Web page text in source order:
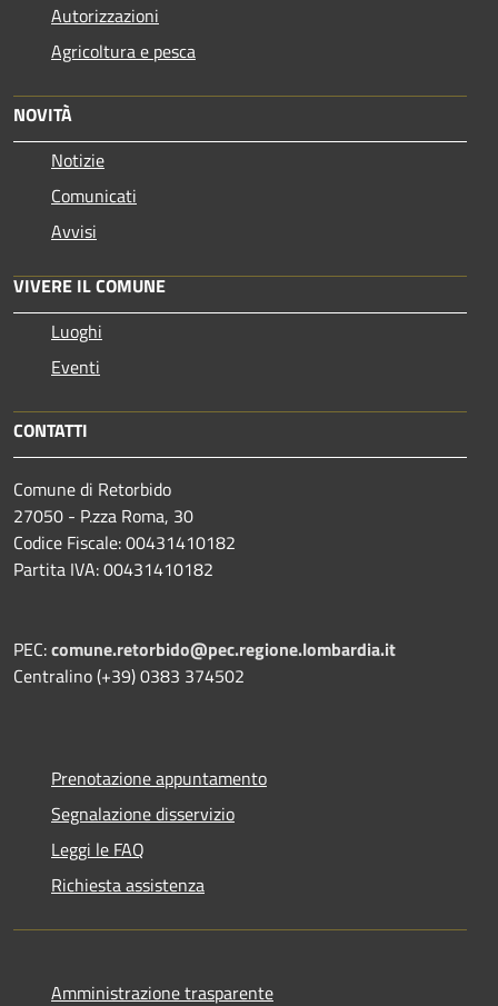
Autorizzazioni
Agricoltura e pesca
NOVITÀ
Notizie
Comunicati
Avvisi
VIVERE IL COMUNE
Luoghi
Eventi
CONTATTI
Comune di Retorbido
27050 - P.zza Roma, 30
Codice Fiscale: 00431410182
Partita IVA: 00431410182
PEC:comune.retorbido@pec.regione.lombardia.it
Centralino (+39) 0383 374502
Prenotazione appuntamento
Segnalazione disservizio
Leggi le FAQ
Richiesta assistenza
Amministrazione trasparente